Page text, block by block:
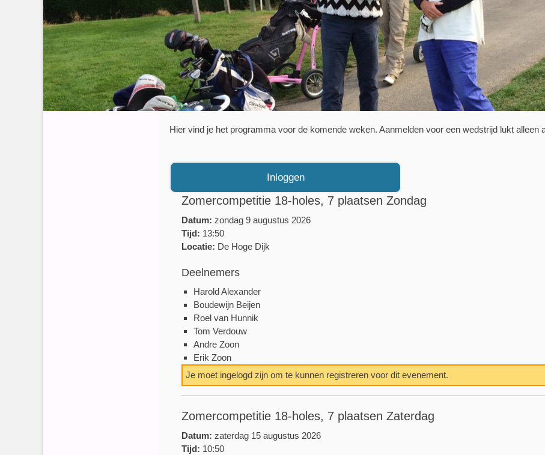
Hier vind je het programma voor de komende weken. Aanmelden voor een wedstrijd lukt alleen
Inloggen
Zomercompetitie 18-holes, 7 plaatsen Zondag
Datum: zondag 9 augustus 2026
Tijd: 13:50
Locatie: De Hoge Dijk
Deelnemers
Harold Alexander
Boudewijn Beijen
Roel van Hunnik
Tom Verdouw
Andre Zoon
Erik Zoon
Je moet ingelogd zijn om te kunnen registreren voor dit evenement.
Zomercompetitie 18-holes, 7 plaatsen Zaterdag
Datum: zaterdag 15 augustus 2026
Tijd: 10:50